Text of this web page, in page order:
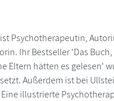
Psychotherapeutin,
Ihr Bestseller 'Das
Eltern hätten es gelesen'
Außerdem ist bei
illustrierte